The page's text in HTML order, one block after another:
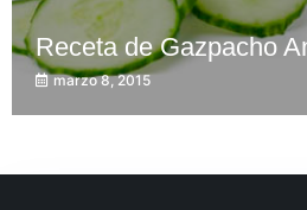
Receta de Gazpacho
marzo 8, 2015